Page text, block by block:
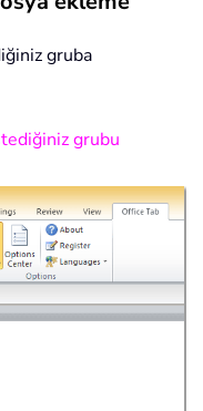
gruba
grubu